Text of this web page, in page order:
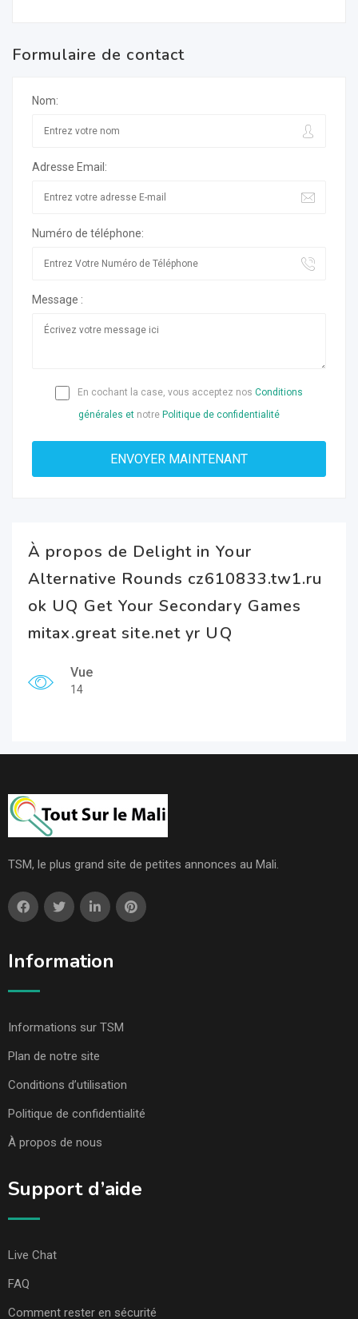
Formulaire de contact
Nom:
Adresse Email:
Numéro de téléphone:
Message :
En cochant la case, vous acceptez nos Conditions
générales et notre Politique de confidentialité
À propos de Delight in Your
Alternative Rounds cz610833.tw1.ru
ok UQ Get Your Secondary Games
mitax.great site.net yr UQ
Vue
14
TSM, le plus grand site de petites annonces au Mali.
Information
Informations sur TSM
Plan de notre site
Conditions d’utilisation
Politique de confidentialité
À propos de nous
Support d’aide
Live Chat
FAQ
Comment rester en sécurité